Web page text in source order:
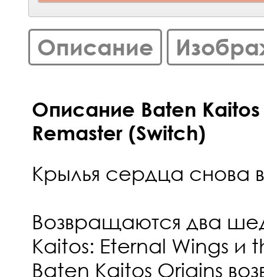
Описание
Описание Baten
Remaster (Switch)
Крылья сердца снова
Возвращаются два
Kaitos: Eternal Wings и
Baten Kaitos Origins